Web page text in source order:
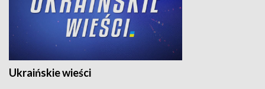
Ukraińskie wieści